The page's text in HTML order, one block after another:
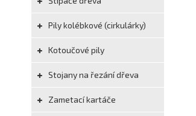
Pily kolébkové (cirkulárky)
Kotoučové pily
Stojany na řezání dřeva
Zametací kartáče